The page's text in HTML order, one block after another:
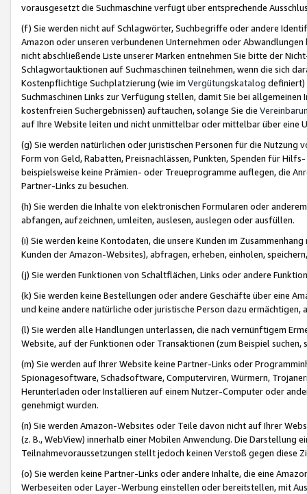
vorausgesetzt die Suchmaschine verfügt über entsprechende
(f) Sie werden nicht auf Schlagwörter, Suchbegriffe oder andere
Amazon oder unseren verbundenen Unternehmen oder
nicht abschließende Liste unserer Marken entnehmen Sie bitte der
Schlagwortauktionen auf Suchmaschinen teilnehmen, wenn die sich
Kostenpflichtige Suchplatzierung (wie im Vergütungskatalog definiert)
Suchmaschinen Links zur Verfügung stellen, damit Sie bei
kostenfreien Suchergebnissen) auftauchen, solange Sie die
auf Ihre Website leiten und nicht unmittelbar oder mittelbar über eine
(g) Sie werden natürlichen oder juristischen Personen für die Nutzung
Form von Geld, Rabatten, Preisnachlässen, Punkten, Spenden für
beispielsweise keine Prämien- oder Treueprogramme auflegen, die
Partner-Links zu besuchen.
(h) Sie werden die Inhalte von elektronischen Formularen oder
abfangen, aufzeichnen, umleiten, auslesen, auslegen oder ausfüllen.
(i) Sie werden keine Kontodaten, die unsere Kunden im
Kunden der Amazon-Websites), abfragen, erheben, einholen,
(j) Sie werden Funktionen von Schaltflächen, Links oder andere
(k) Sie werden keine Bestellungen oder andere Geschäfte über eine
und keine andere natürliche oder juristische Person dazu
(l) Sie werden alle Handlungen unterlassen, die nach vernünftigem
Website, auf der Funktionen oder Transaktionen (zum Beispiel
(m) Sie werden auf Ihrer Website keine Partner-Links oder
Spionagesoftware, Schadsoftware, Computerviren, Würmern,
Herunterladen oder Installieren auf einem Nutzer-Computer oder
genehmigt wurden.
(n) Sie werden Amazon-Websites oder Teile davon nicht auf Ihrer
(z. B., WebView) innerhalb einer Mobilen Anwendung. Die Darstellung
Teilnahmevoraussetzungen stellt jedoch keinen Verstoß gegen diese
(o) Sie werden keine Partner-Links oder andere Inhalte, die eine
Werbeseiten oder Layer-Werbung einstellen oder bereitstellen, mit